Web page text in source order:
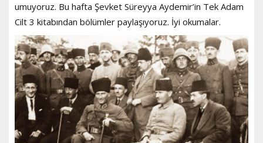
umuyoruz. Bu hafta Şevket Süreyya Aydemir’in Tek Adam
Cilt 3 kitabından bölümler paylaşıyoruz. İyi okumalar.